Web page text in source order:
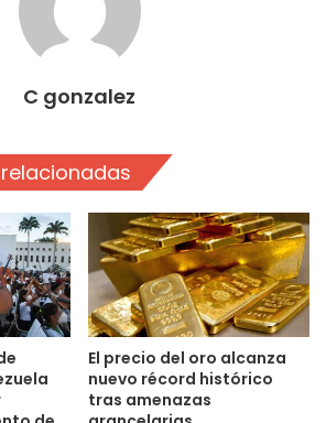
C gonzalez
El precio del oro alcanza
nuevo récord histórico
tras amenazas